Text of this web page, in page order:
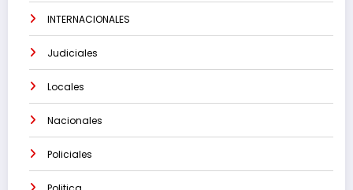
INTERNACIONALES
Judiciales
Locales
Nacionales
Policiales